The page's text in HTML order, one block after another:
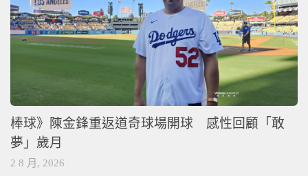
棒球》陳金鋒重返道奇球場開球 感性回顧「敢
夢」歲月
2 8 月, 2026